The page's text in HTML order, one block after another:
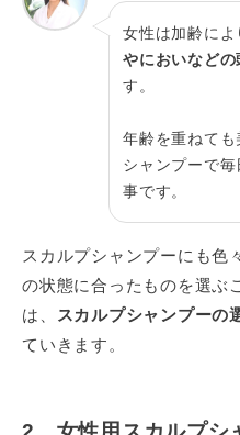
女性は加齢によ
やにおいなど
す。
年齢を重ねて
シャンプーで
事です。
スカルプシャンプーにも色
の状態に合ったものを選ぶ
は、
スカルプシャンプーの
ていきます。